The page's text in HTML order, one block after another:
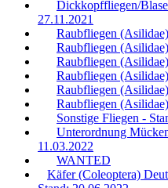
Dickkopffliegen/
27.11.2021
Raubfliegen
Raubfliegen
Raubfliegen
Raubfliegen
Raubfliegen
Raubfliegen
Sonstige Fliegen -
Unterordnung
11.03.2022
WANTED
Käfer (Coleoptera)